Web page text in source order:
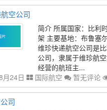
空公司
简介 所属国家：比利
架 主要基地：布鲁塞
维珍快递航空公司是
公司，隶属于维珍航
经营的航班主...
月24日
国际航空 暂无评论
司